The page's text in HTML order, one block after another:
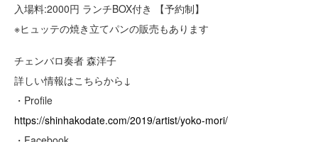
入場料:2000円 ランチBOX付き 【予約制】
※ヒュッテの焼き立てパンの販売もあります
チェンバロ奏者 森洋子
詳しい情報はこちらから↓
・Profile
https://shinhakodate.com/2019/artist/yoko-mori/